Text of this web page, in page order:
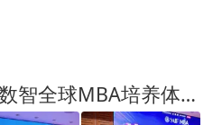
上海交大高金推出数智全球MBA培养体系，以“金融×AI×产业”回应管理教育新命题 | SAIF动态